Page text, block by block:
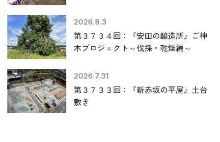
2026.8.3
第３７３４回：『安田の醸造所』ご神
木プロジェクト～伐採・乾燥編～
2026.7.31
第３７３３回：『新赤坂の平屋』土台
敷き